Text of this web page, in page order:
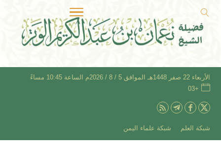
الأربعاء 22 صفر 1448هـ الموافق 5 / 8 / 2026م الساعة 10:45 مساءً
+03
شبكة العلم شبكة علماء اليمن